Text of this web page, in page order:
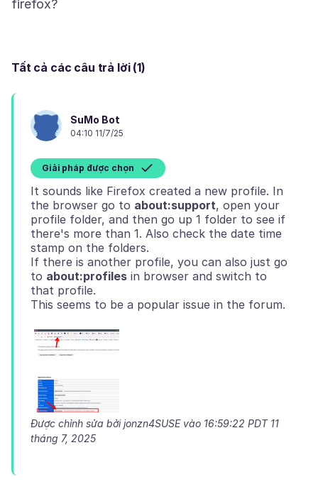
Tất cả các câu trả lời (1)
SuMo Bot
04:10 11/7/25
Giải pháp được chọn
It sounds like Firefox created a new profile. In
the browser go to about:support, open your
profile folder, and then go up 1 folder to see if
there's more than 1. Also check the date time
stamp on the folders.
If there is another profile, you can also just go
to about:profiles in browser and switch to
that profile.
Được chỉnh sửa bởi jonzn4SUSE vào 16:59:22 PDT 11
tháng 7, 2025